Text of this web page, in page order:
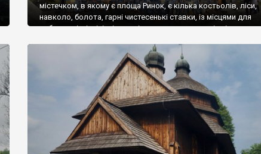
містечком, в якому є площа Ринок, є кілька костьолів, ліси,
навколо, болота, гарні чистесенькі ставки, із місцями для
риболовлі, пікніків, із острівцями, альтанками, із кількома
рестораціями. Такі містечка спокійні й тихі в будні дні,
оживають на уікенди і свята, коли сюди їдуть туристи […]